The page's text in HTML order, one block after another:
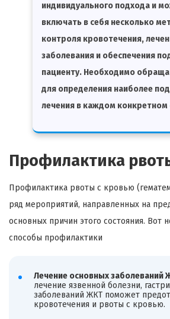
индивидуального подхода и
включать в себя несколько
контроля кровотечения,
заболевания и обеспечения
пациенту. Необходимо
для определения наиболее
лечения в каждом конкретном
Профилактика
Профилактика рвоты с кровью
ряд мероприятий, направленных на
основных причин этого состояния. Вот
способы профилактики
Лечение основных заболеваний
лечение язвенной болезни,
заболеваний ЖКТ поможет
кровотечения и рвоты с кровью.